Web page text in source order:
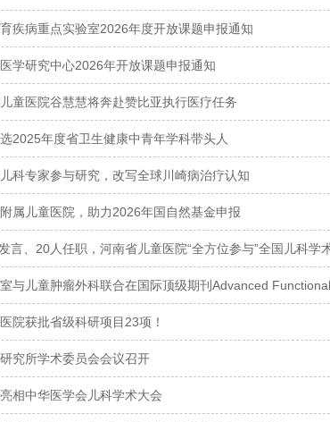
疾病重点实验室2026年度开放课题申报通知
学研究中心2026年开放课题申报通知
童医院谷慧慧将奔赴赞比亚执行医疗任务
2025年度省卫生健康中青年学科带头人
科专家参与研究，改写全球川崎病治疗认知
属儿童医院，助力2026年国自然基金申报
言、20人任职，河南省儿童医院“全方位参与”全国儿科学
与儿童肿瘤外科联合在国际顶级期刊Advanced
院获批省级科研项目23项！
究所学术委员会会议召开
相中华医学会儿科学术大会